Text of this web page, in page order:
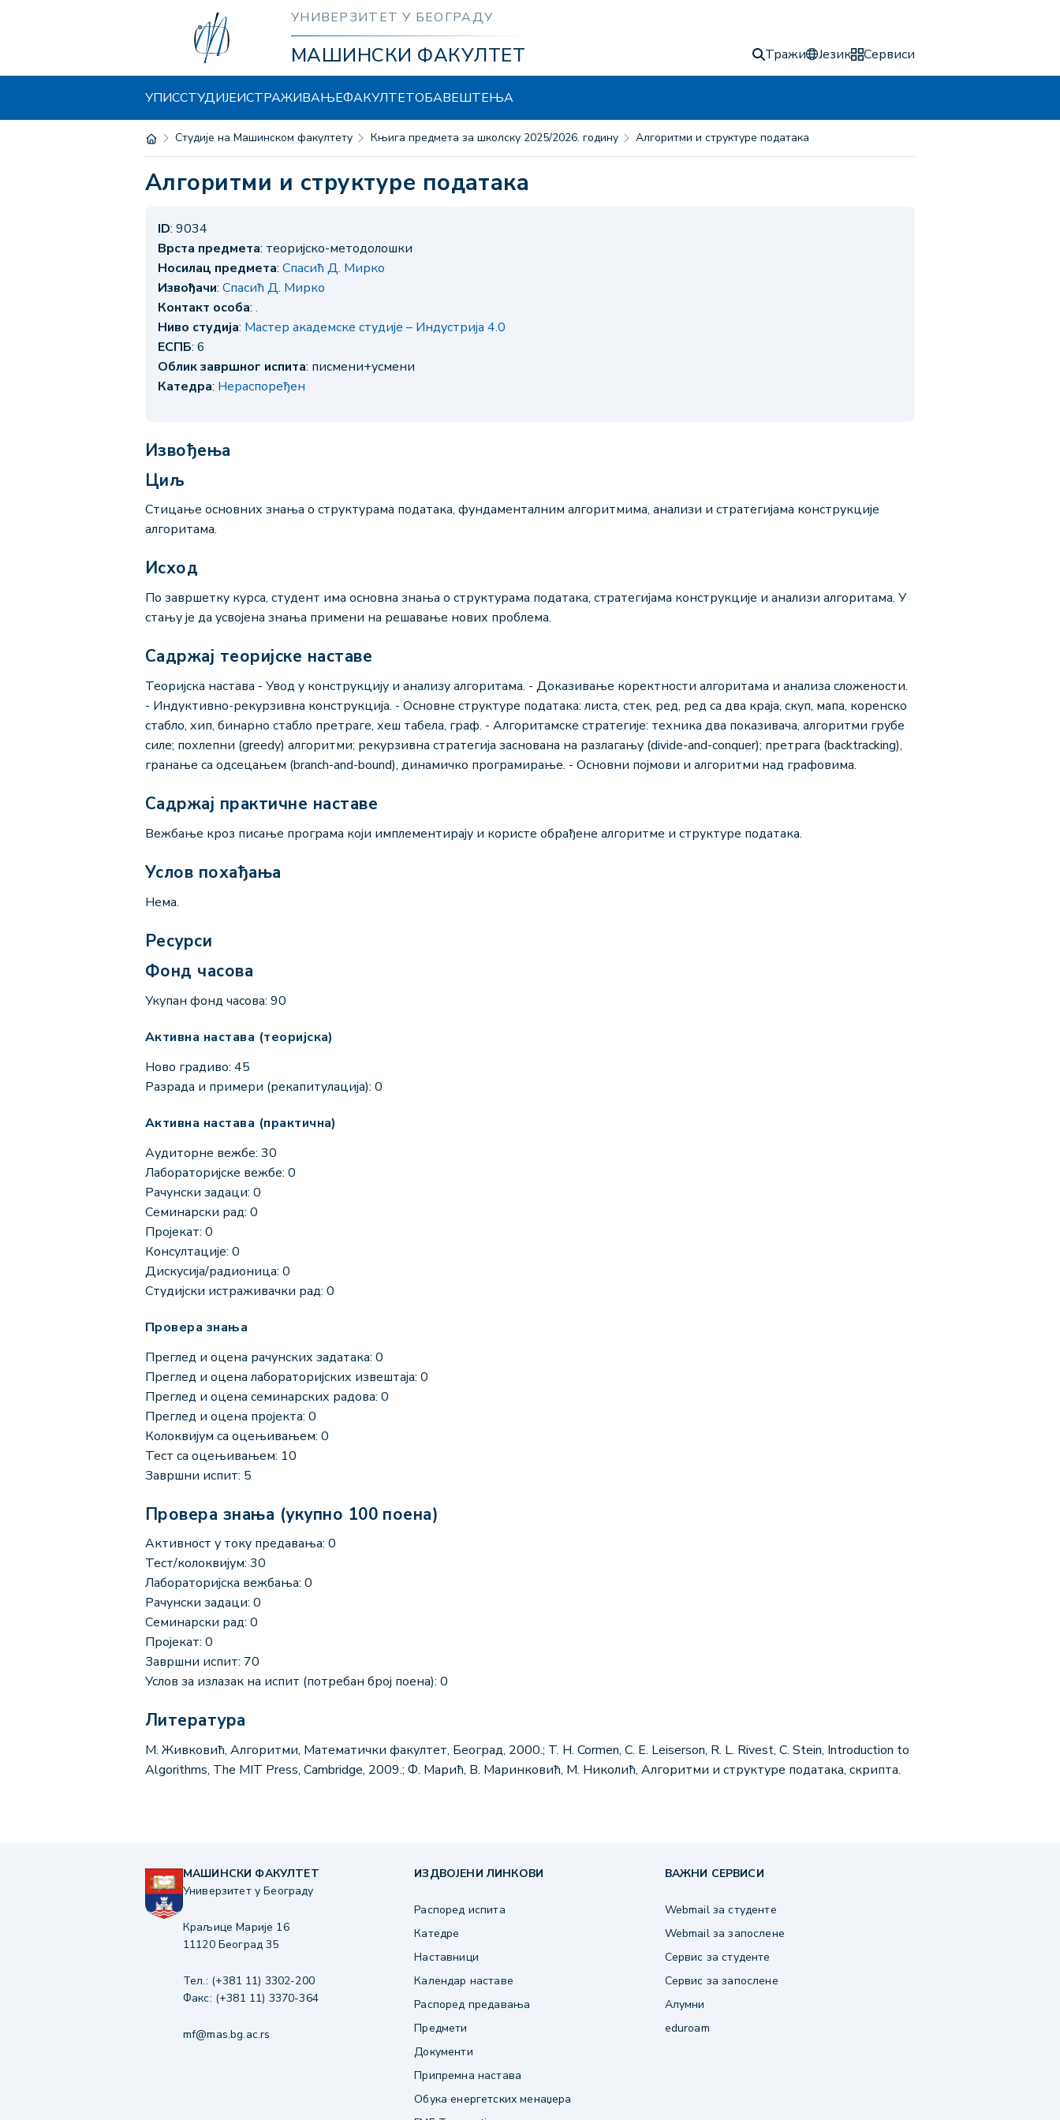
УНИВЕРЗИТЕТ У БЕОГРАДУ
МАШИНСКИ ФАКУЛТЕТ Тражи Језик Сервиси
УПИССТУДИЈЕИСТРАЖИВАЊЕФАКУЛТЕТОБАВЕШТЕЊА
Студије на Машинском факултету Књига предмета за школску 2025/2026. годину Алгоритми и структуре података
Алгоритми и структуре података
ID: 9034
Врста предмета: теоријско-методолошки
Носилац предмета: Спасић Д. Мирко
Извођачи: Спасић Д. Мирко
Контакт особа: .
Ниво студија: Мастер академске студије – Индустрија 4.0
ЕСПБ: 6
Облик завршног испита: писмени+усмени
Катедра: Нераспоређен
Извођења
Циљ
Стицање основних знања о структурама података, фундаменталним алгоритмима, анализи и стратегијама конструкције
алгоритама.
Исход
По завршетку курса, студент има основна знања о структурама података, стратегијама конструкције и анализи алгоритама. У
стању је да усвојена знања примени на решавање нових проблема.
Садржај теоријске наставе
Теоријска настава - Увод у конструкцију и анализу алгоритама. - Доказивање коректности алгоритама и анализа сложености.
- Индуктивно-рекурзивна конструкција. - Основне структуре података: листа, стек, ред, ред са два краја, скуп, мапа, коренско
стабло, хип, бинарно стабло претраге, хеш табела, граф. - Алгоритамске стратегије: техника два показивача, алгоритми грубе
силе; похлепни (greedy) алгоритми; рекурзивна стратегија заснована на разлагању (divide-and-conquer); претрага (backtracking),
гранање са одсецањем (branch-and-bound), динамичко програмирање. - Основни појмови и алгоритми над графовима.
Садржај практичне наставе
Вежбање кроз писање програма који имплементирају и користе обрађене алгоритме и структуре података.
Услов похађања
Нема.
Ресурси
Фонд часова
Укупан фонд часова: 90
Активна настава (теоријска)
Ново градиво: 45
Разрада и примери (рекапитулација): 0
Активна настава (практична)
Аудиторне вежбе: 30
Лабораторијске вежбе: 0
Рачунски задаци: 0
Семинарски рад: 0
Пројекат: 0
Консултације: 0
Дискусија/радионица: 0
Студијски истраживачки рад: 0
Провера знања
Преглед и оцена рачунских задатака: 0
Преглед и оцена лабораторијских извештаја: 0
Преглед и оцена семинарских радова: 0
Преглед и оцена пројекта: 0
Колоквијум са оцењивањем: 0
Тест са оцењивањем: 10
Завршни испит: 5
Провера знања (укупно 100 поена)
Активност у току предавања: 0
Тест/колоквијум: 30
Лабораторијска вежбања: 0
Рачунски задаци: 0
Семинарски рад: 0
Пројекат: 0
Завршни испит: 70
Услов за излазак на испит (потребан број поена): 0
Литература
М. Живковић, Алгоритми, Математички факултет, Београд, 2000.; T. H. Cormen, C. E. Leiserson, R. L. Rivest, C. Stein, Introduction to
Algorithms, The MIT Press, Cambridge, 2009.; Ф. Марић, В. Маринковић, М. Николић, Алгоритми и структуре података, скрипта.
МАШИНСКИ ФАКУЛТЕТ
Универзитет у Београду
Краљице Марије 16
11120 Београд 35
Тел.: (+381 11) 3302-200
Факс: (+381 11) 3370-364
mf@mas.bg.ac.rs
ИЗДВОЈЕНИ ЛИНКОВИ
Распоред испита
Катедре
Наставници
Календар наставе
Распоред предавања
Предмети
Документи
Припремна настава
Обука енергетских менаџера
ВАЖНИ СЕРВИСИ
Webmail за студенте
Webmail за запослене
Сервис за студенте
Сервис за запослене
Алумни
eduroam